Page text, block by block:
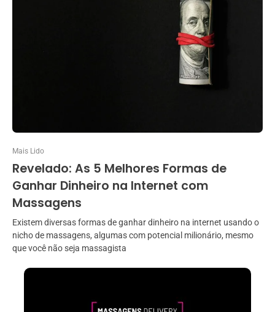
Mais Lido
Revelado: As 5 Melhores Formas de
Ganhar Dinheiro na Internet com
Massagens
Existem diversas formas de ganhar dinheiro na internet usando o
nicho de massagens, algumas com potencial milionário, mesmo
que você não seja massagista